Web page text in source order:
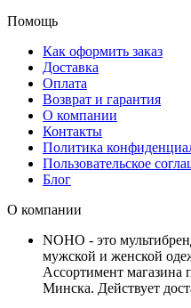
Помощь
Как оформить заказ
Доставка
Оплата
Возврат и гарантия
О компании
Контакты
Политика
Пользовательское
Блог
О компании
NOHO - это
мужской и женской
Ассортимент магазина
Минска. Действует